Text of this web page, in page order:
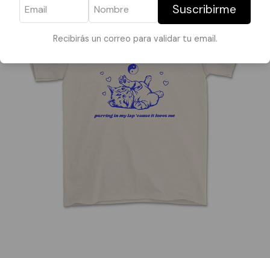
Suscribirme
Recibirás un correo para validar tu email.